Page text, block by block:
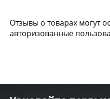
Отзывы о товарах могут
авторизованные